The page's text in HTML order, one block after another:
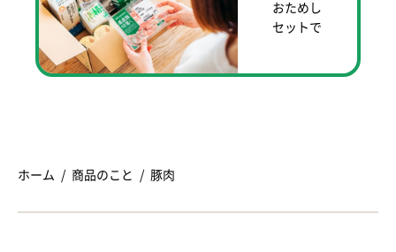
おためし
セットで
ホーム 商品のこと 豚肉